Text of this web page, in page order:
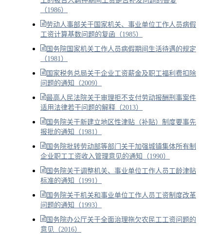
（1986）
劳动人事部关于国家机关、事业单位工作人员病假
工资计算基数问题的复函（1985）
国务院国家机关工作人员病假期间生活待遇的规定
（1981）
国家税务总局关于企业工资薪金及职工福利费扣除
问题的通知（2009）
最高人民法院关于审理拒不支付劳动报酬刑事案件
适用法律若干问题的解释（2013）
国务院关于新建立地区性津贴（补贴）制度要事先
报批的通知（1981）
国务院批转劳动部等部门关于加强城镇集体所有制
企业职工工资收入管理意见的通知（1990）
国务院关于调整机关、事业单位工作人员工龄津贴
标准的通知（1991）
国务院关于机关和事业单位工作人员工资制度改革
问题的通知（1993）
国务院办公厅关于全面治理拖欠农民工工资问题的
意见（2016）